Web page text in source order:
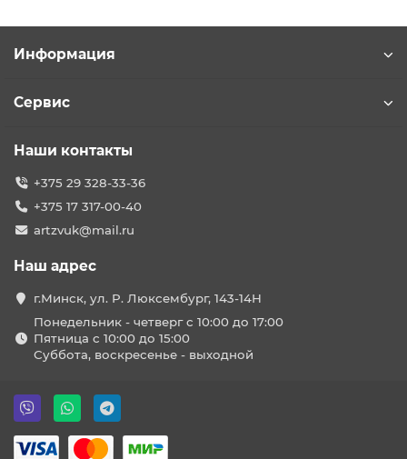
Информация
Сервис
Наши контакты
+375 29 328-33-36
+375 17 317-00-40
artzvuk@mail.ru
Наш адрес
г.Минск, ул. Р. Люксембург, 143-14Н
Понедельник - четверг с 10:00 до 17:00
Пятница с 10:00 до 15:00
Суббота, воскресенье - выходной